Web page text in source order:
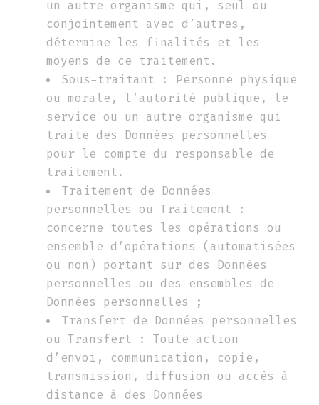
un autre organisme qui, seul ou
conjointement avec d’autres,
détermine les finalités et les
moyens de ce traitement.
Sous-traitant : Personne physique
ou morale, l’autorité publique, le
service ou un autre organisme qui
traite des Données personnelles
pour le compte du responsable de
traitement.
Traitement de Données
personnelles ou Traitement :
concerne toutes les opérations ou
ensemble d’opérations (automatisées
ou non) portant sur des Données
personnelles ou des ensembles de
Données personnelles ;
Transfert de Données personnelles
ou Transfert : Toute action
d’envoi, communication, copie,
transmission, diffusion ou accès à
distance à des Données